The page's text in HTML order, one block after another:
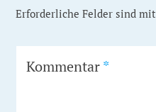
Erforderliche Felder sind mit
Kommentar*